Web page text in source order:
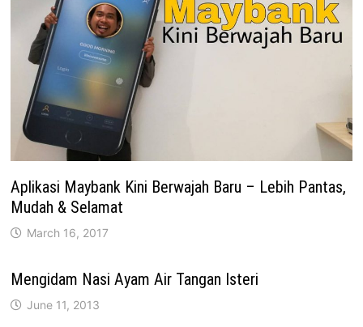
Aplikasi Maybank Kini Berwajah Baru – Lebih Pantas,
Mudah & Selamat
March 16, 2017
Mengidam Nasi Ayam Air Tangan Isteri
June 11, 2013